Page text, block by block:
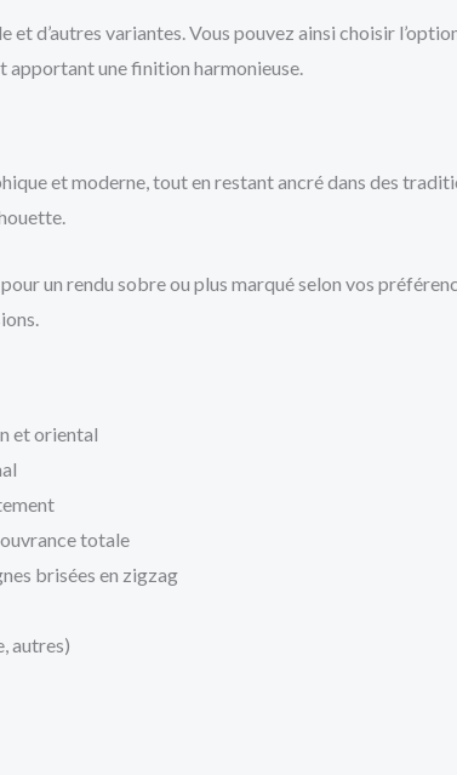
et d’autres variantes. Vous pouvez ainsi choisir
une finition harmonieuse.
et moderne, tout en restant ancré dans des
un rendu sobre ou plus marqué selon vos
et oriental
totale
brisées en zigzag
autres)